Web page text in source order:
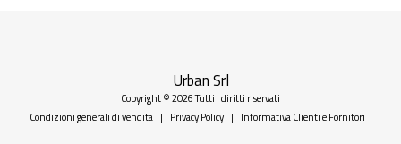
Urban Srl
Copyright © 2026 Tutti i diritti riservati
Condizioni generali di vendita| Privacy Policy| Informativa Clienti e Fornitori